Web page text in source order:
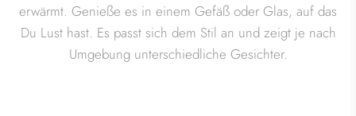
erwärmt. Genieße es in einem Gefäß oder Glas, auf das
Du Lust hast. Es passt sich dem Stil an und zeigt je nach
Umgebung unterschiedliche Gesichter.